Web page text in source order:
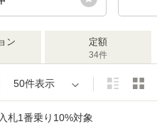
ン 定額
34件
50件表示
入札1番乗り10%対象